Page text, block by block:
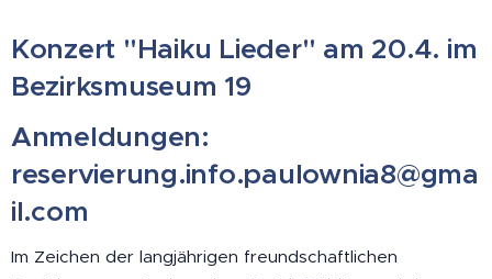
Konzert "Haiku Lieder" am 20.4. im
Bezirksmuseum 19
Anmeldungen:
reservierung.info.paulownia8@gma
il.com
Im Zeichen der langjährigen freundschaftlichen